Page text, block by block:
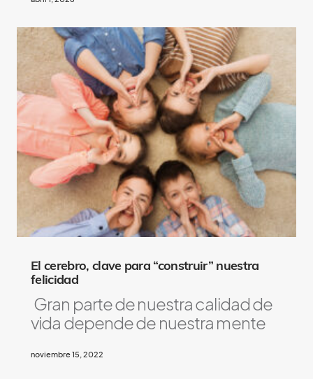
El cerebro, clave para “construir” nuestra
felicidad
Gran parte de nuestra calidad de
vida depende de nuestra mente
noviembre 15, 2022